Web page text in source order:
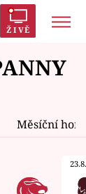
ŽIVĚ
AYTO?
Měsíční